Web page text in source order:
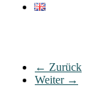
← Zurück
Weiter →